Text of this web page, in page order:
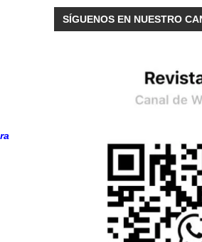
SÍGUENOS EN NUESTRO